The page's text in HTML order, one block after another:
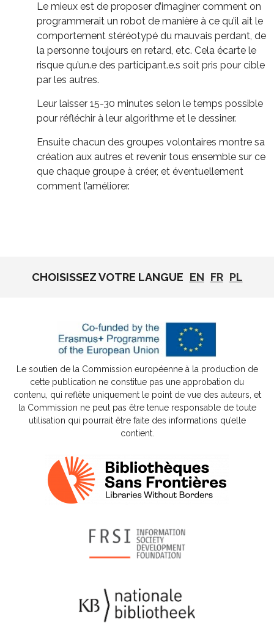
Le mieux est de proposer d’imaginer comment on
programmerait un robot de manière à ce qu’il ait le
comportement stéréotypé du mauvais perdant, de
la personne toujours en retard, etc. Cela écarte le
risque qu’un.e des participant.e.s soit pris pour cible
par les autres.
Leur laisser 15-30 minutes selon le temps possible
pour réfléchir à leur algorithme et le dessiner.
Ensuite chacun des groupes volontaires montre sa
création aux autres et revenir tous ensemble sur ce
que chaque groupe à créer, et éventuellement
comment l’améliorer.
CHOISISSEZ VOTRE LANGUE EN FR PL
Le soutien de la Commission européenne à la production de
cette publication ne constitue pas une approbation du
contenu, qui reflète uniquement le point de vue des auteurs, et
la Commission ne peut pas être tenue responsable de toute
utilisation qui pourrait être faite des informations qu’elle
contient.